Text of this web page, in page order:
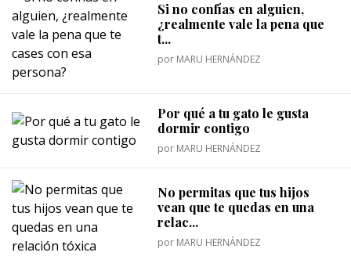
Si no confías en alguien,
¿realmente vale la pena que
t...
por MARU HERNÁNDEZ
Por qué a tu gato le gusta
dormir contigo
por MARU HERNÁNDEZ
No permitas que tus hijos
vean que te quedas en una
relac...
por MARU HERNÁNDEZ